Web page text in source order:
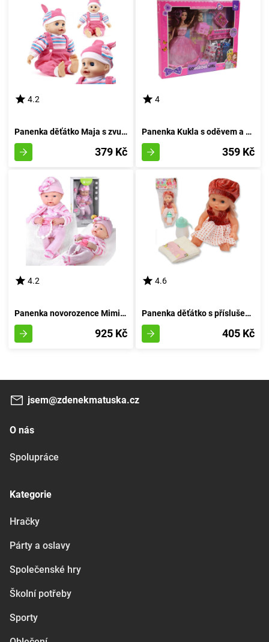
4.2
Panenka děťátko Maja s zvukovými efekty
379 Kč
4
Panenka Kukla s oděvem a příslušenstvím
359 Kč
4.2
Panenka novorozence Mimi s pacifierem
925 Kč
4.6
Panenka děťátko s příslušenstvím 30 cm
405 Kč
jsem@zdenekmatuska.cz
O nás
Spolupráce
Kategorie
Hračky
Párty a oslavy
Společenské hry
Školní potřeby
Sporty